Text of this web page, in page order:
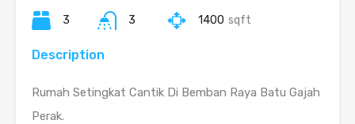
3 3 1400 sqft
Description
Rumah Setingkat Cantik Di Bemban Raya Batu Gajah
Perak.